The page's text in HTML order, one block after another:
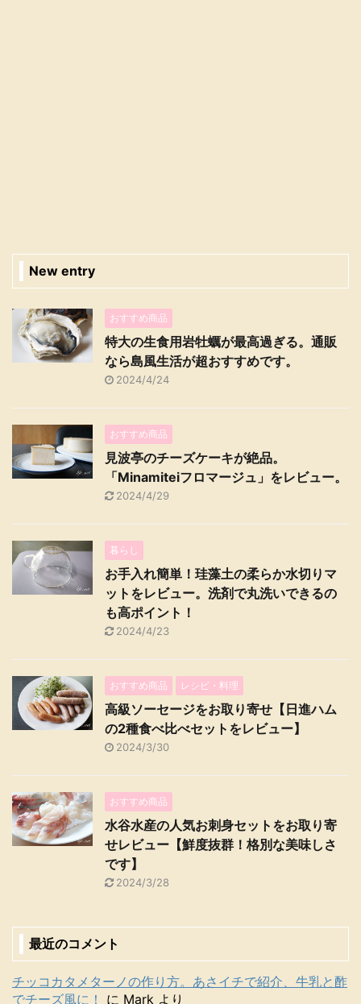
New entry
おすすめ商品
特大の生食用岩牡蠣が最高過ぎる。通販
なら島風生活が超おすすめです。
2024/4/24
おすすめ商品
見波亭のチーズケーキが絶品。
「Minamiteiフロマージュ」をレビュー。
2024/4/29
暮らし
お手入れ簡単！珪藻土の柔らか水切りマ
ットをレビュー。洗剤で丸洗いできるの
も高ポイント！
2024/4/23
おすすめ商品 レシピ・料理
高級ソーセージをお取り寄せ【日進ハム
の2種食べ比べセットをレビュー】
2024/3/30
おすすめ商品
水谷水産の人気お刺身セットをお取り寄
せレビュー【鮮度抜群！格別な美味しさ
です】
2024/3/28
最近のコメント
チッコカタメターノの作り方。あさイチで紹介、牛乳と酢
でチーズ風に！
に Mark より